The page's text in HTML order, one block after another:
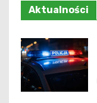
Aktualności